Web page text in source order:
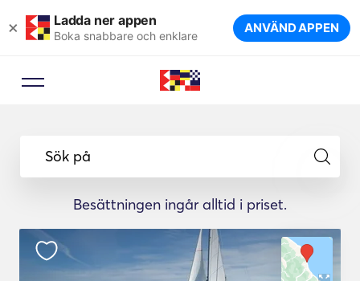
× Ladda ner appen
Boka snabbare och enklare ANVÄND APPEN
Sök på
Besättningen ingår alltid i priset.